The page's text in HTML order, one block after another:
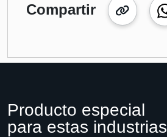
Compartir
Producto especial
para estas industrias